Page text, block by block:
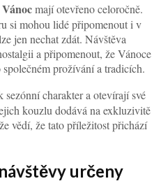
mají otevřeno celoročně.
si mohou lidé připomenout i v
jen nechat zdát. Návštěva
a připomenout, že Vánoce
prožívání a tradicích.
sezónní charakter a otevírají své
kouzlu dodává na exkluzivitě
vědí, že tato příležitost přichází
určeny